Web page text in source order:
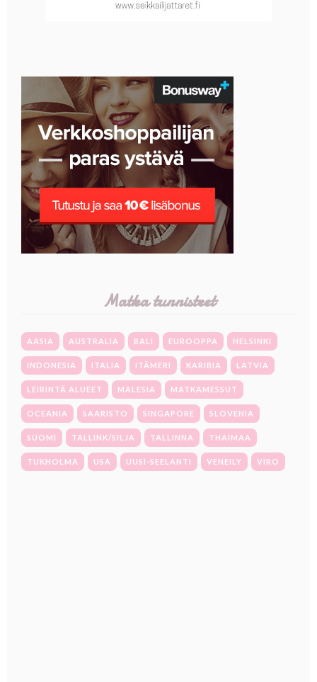
Matka tunnisteet
AASIA AUSTRALIA BALI EUROOPPA HELSINKI
INDONESIA ITALIA ITÄMERI KARIBIA LATVIA
LEIRINTÄ ALUEET MALESIA MATKAMESSUT
OCEANIA SAARISTO SINGAPORE SLOVENIA
SUOMI TALLINK/SILJA TALLINNA THAIMAA
TUKHOLMA USA UUSI-SEELANTI VENEILY VIRO